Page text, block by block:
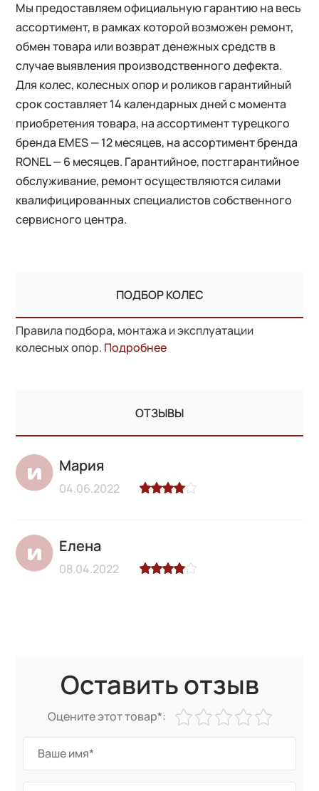
Мы предоставляем официальную гарантию на весь
ассортимент, в рамках которой возможен ремонт,
обмен товара или возврат денежных средств в
случае выявления производственного дефекта.
Для колес, колесных опор и роликов гарантийный
срок составляет 14 календарных дней с момента
приобретения товара, на ассортимент турецкого
бренда EMES — 12 месяцев, на ассортимент бренда
RONEL — 6 месяцев. Гарантийное, постгарантийное
обслуживание, ремонт осуществляются силами
квалифицированных специалистов собственного
сервисного центра.
ПОДБОР КОЛЕС
Правила подбора, монтажа и эксплуатации
колесных опор. Подробнее
ОТЗЫВЫ
Мария
04.06.2022
Елена
08.04.2022
Оставить отзыв
Оцените этот товар*: